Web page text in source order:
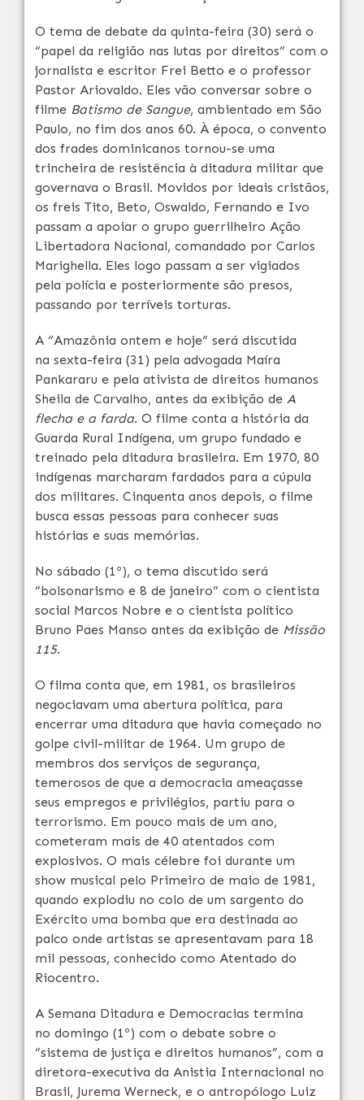
O tema de debate da quinta-feira (30) será o
“papel da religião nas lutas por direitos” com o
jornalista e escritor Frei Betto e o professor
Pastor Ariovaldo. Eles vão conversar sobre o
filme Batismo de Sangue, ambientado em São
Paulo, no fim dos anos 60. À época, o convento
dos frades dominicanos tornou-se uma
trincheira de resistência à ditadura militar que
governava o Brasil. Movidos por ideais cristãos,
os freis Tito, Beto, Oswaldo, Fernando e Ivo
passam a apoiar o grupo guerrilheiro Ação
Libertadora Nacional, comandado por Carlos
Marighella. Eles logo passam a ser vigiados
pela polícia e posteriormente são presos,
passando por terríveis torturas.
A “Amazônia ontem e hoje” será discutida
na sexta-feira (31) pela advogada Maíra
Pankararu e pela ativista de direitos humanos
Sheila de Carvalho, antes da exibição de A
flecha e a farda. O filme conta a história da
Guarda Rural Indígena, um grupo fundado e
treinado pela ditadura brasileira. Em 1970, 80
indígenas marcharam fardados para a cúpula
dos militares. Cinquenta anos depois, o filme
busca essas pessoas para conhecer suas
histórias e suas memórias.
No sábado (1º), o tema discutido será
“bolsonarismo e 8 de janeiro” com o cientista
social Marcos Nobre e o cientista político
Bruno Paes Manso antes da exibição de Missão
115.
O filma conta que, em 1981, os brasileiros
negociavam uma abertura política, para
encerrar uma ditadura que havia começado no
golpe civil-militar de 1964. Um grupo de
membros dos serviços de segurança,
temerosos de que a democracia ameaçasse
seus empregos e privilégios, partiu para o
terrorismo. Em pouco mais de um ano,
cometeram mais de 40 atentados com
explosivos. O mais célebre foi durante um
show musical pelo Primeiro de maio de 1981,
quando explodiu no colo de um sargento do
Exército uma bomba que era destinada ao
palco onde artistas se apresentavam para 18
mil pessoas, conhecido como Atentado do
Riocentro.
A Semana Ditadura e Democracias termina
no domingo (1º) com o debate sobre o
“sistema de justiça e direitos humanos”, com a
diretora-executiva da Anistia Internacional no
Brasil, Jurema Werneck, e o antropólogo Luiz